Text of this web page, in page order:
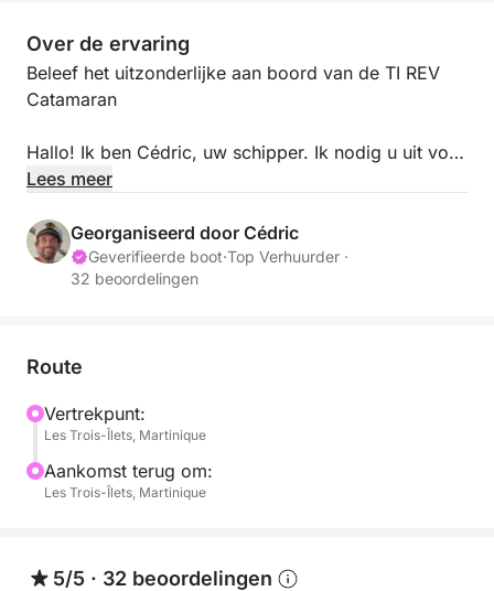
Over de ervaring
Beleef het uitzonderlijke aan boord van de TI REV
Catamaran
Hallo! Ik ben Cédric, uw schipper. Ik nodig u uit voor
een tijdloze ontsnapping vanuit Trois-Îlets. Mijn
setting voor een privé-uitje op maat, ver weg van de
drukte.
vastgelegd: u bepaalt uw eigen pad.
Volg uw wensen: ik bied suggesties voor routes,
maar u heeft de volledige controle om de dag naar
uw eigen wensen in te vullen.
kustlijn verkennen... U bepaalt het ritme.
Lees meer
Georganiseerd door Cédric
Geverifieerde boot·Top Verhuurder ·
32 beoordelingen
Route
Vertrekpunt:
Les Trois-Îlets, Martinique
Aankomst terug om:
Les Trois-Îlets, Martinique
5/5 · 32 beoordelingen